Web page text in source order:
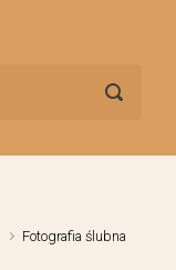
Fotografia ślubna